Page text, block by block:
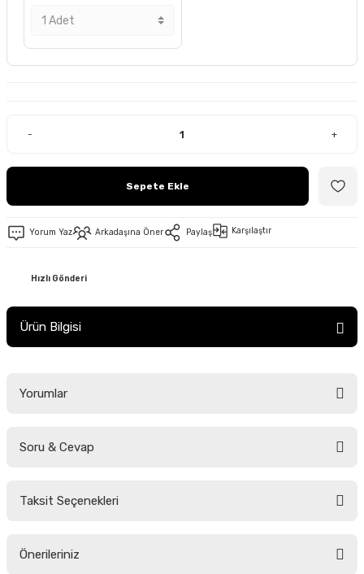
- +
Sepete Ekle
Yorum Yaz Arkadaşına Öner Paylaş Karşılaştır
Hızlı Gönderi
Ürün Bilgisi
Yorumlar
Soru & Cevap
Taksit Seçenekleri
Önerileriniz